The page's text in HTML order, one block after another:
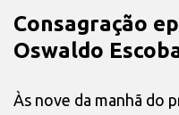
Consagração
Oswaldo
Às nove da manhã do